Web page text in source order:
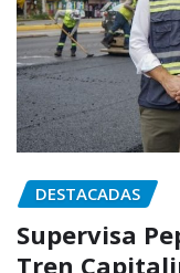
DESTACADAS
Supervisa
Tren